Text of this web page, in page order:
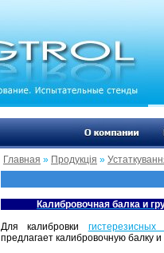
Главная » Продукція »
Калибровочная балка и
Для калибровки
предлагает калибровочную балку и